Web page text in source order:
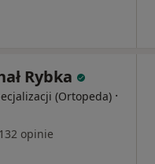
Rybka
(Ortopeda) ·
132 opinie